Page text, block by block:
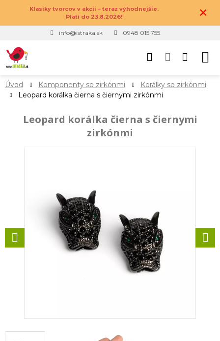
Klasiky tvorcov v akcii – teraz výhodnejšie.
Platí do 23.8.2026!
×
info@istraka.sk 0948 015 755
Úvod Komponenty so zirkónmi
Korálky so zirkónmi
Leopard korálka čierna s čiernymi zirkónmi
Leopard korálka čierna s čiernymi
zirkónmi